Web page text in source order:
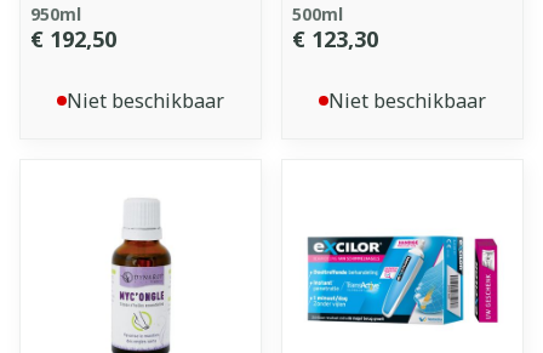
950ml
€ 192,50
Niet beschikbaar
500ml
€ 123,30
Niet beschikbaar